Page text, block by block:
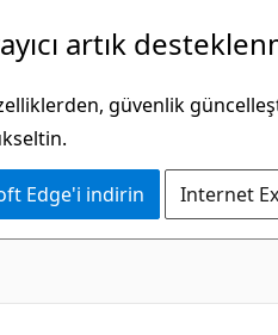
artık
güvenlik
Edge'i indirin Internet